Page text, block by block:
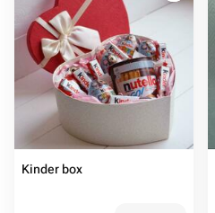
Kinder box